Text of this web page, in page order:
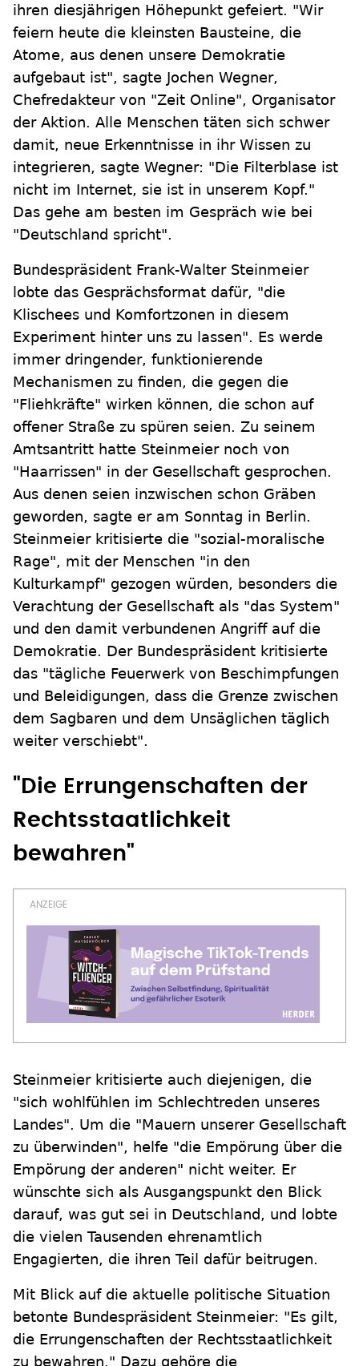
ihren diesjährigen Höhepunkt gefeiert. "Wir
feiern heute die kleinsten Bausteine, die
Atome, aus denen unsere Demokratie
aufgebaut ist", sagte Jochen Wegner,
Chefredakteur von "Zeit Online", Organisator
der Aktion. Alle Menschen täten sich schwer
damit, neue Erkenntnisse in ihr Wissen zu
integrieren, sagte Wegner: "Die Filterblase ist
nicht im Internet, sie ist in unserem Kopf."
Das gehe am besten im Gespräch wie bei
"Deutschland spricht".
Bundespräsident Frank-Walter Steinmeier
lobte das Gesprächsformat dafür, "die
Klischees und Komfortzonen in diesem
Experiment hinter uns zu lassen". Es werde
immer dringender, funktionierende
Mechanismen zu finden, die gegen die
"Fliehkräfte" wirken können, die schon auf
offener Straße zu spüren seien. Zu seinem
Amtsantritt hatte Steinmeier noch von
"Haarrissen" in der Gesellschaft gesprochen.
Aus denen seien inzwischen schon Gräben
geworden, sagte er am Sonntag in Berlin.
Steinmeier kritisierte die "sozial-moralische
Rage", mit der Menschen "in den
Kulturkampf" gezogen würden, besonders die
Verachtung der Gesellschaft als "das System"
und den damit verbundenen Angriff auf die
Demokratie. Der Bundespräsident kritisierte
das "tägliche Feuerwerk von Beschimpfungen
und Beleidigungen, dass die Grenze zwischen
dem Sagbaren und dem Unsäglichen täglich
weiter verschiebt".
"Die Errungenschaften der
Rechtsstaatlichkeit
bewahren"
Steinmeier kritisierte auch diejenigen, die
"sich wohlfühlen im Schlechtreden unseres
Landes". Um die "Mauern unserer Gesellschaft
zu überwinden", helfe "die Empörung über die
Empörung der anderen" nicht weiter. Er
wünschte sich als Ausgangspunkt den Blick
darauf, was gut sei in Deutschland, und lobte
die vielen Tausenden ehrenamtlich
Engagierten, die ihren Teil dafür beitrugen.
Mit Blick auf die aktuelle politische Situation
betonte Bundespräsident Steinmeier: "Es gilt,
die Errungenschaften der Rechtsstaatlichkeit
zu bewahren." Dazu gehöre die